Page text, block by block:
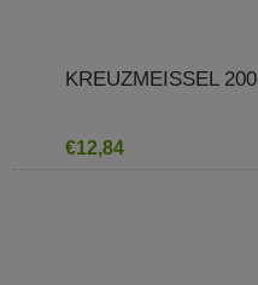
KREUZMEISSEL 200
€12,84